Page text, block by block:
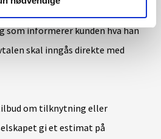
som informerer kunden hva han
skal inngås direkte med
om tilknytning eller
gi et estimat på